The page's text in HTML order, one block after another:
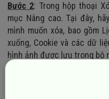
Bước 2: Trong hộp thoại
mục Nâng cao. Tại đây,
mình muốn xóa, bao gồm
xuống, Cookie và các dữ
hình ảnh được lưu trong bộ